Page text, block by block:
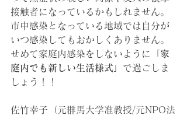
接触者になっているかもしれません。
市中感染となっている地域では自分が
いつ感染してもおかしくありません。
せめて家庭内感染をしないように「 家
庭内でも新しい生活様式」 で過ごしま
しょう！！
佐竹幸子（元群馬大学准教授/元NPO法